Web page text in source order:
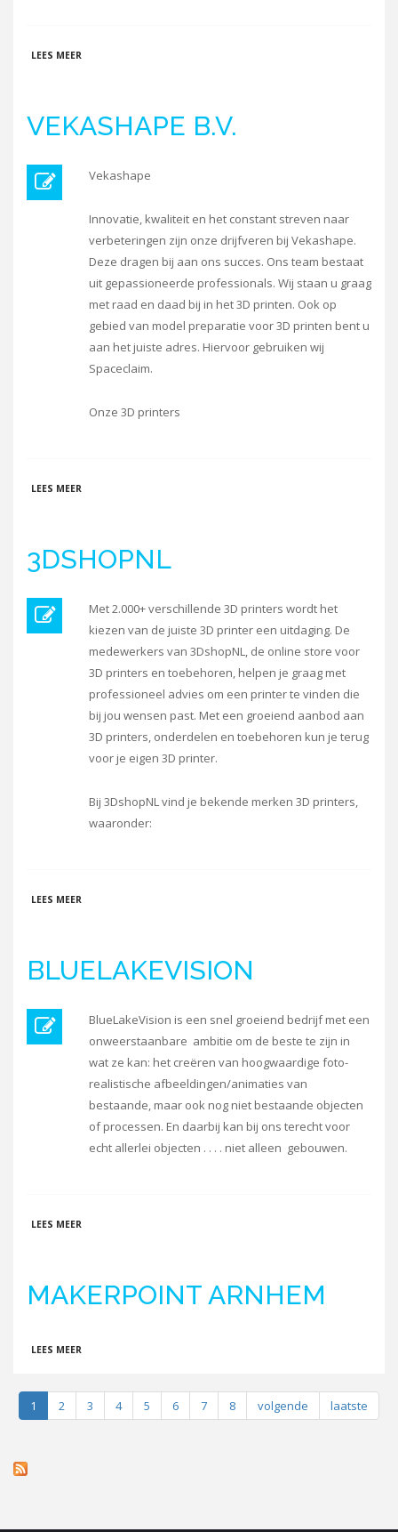
LEES MEER
VEKASHAPE B.V.
Vekashape
Innovatie, kwaliteit en het constant streven naar
verbeteringen zijn onze drijfveren bij Vekashape.
Deze dragen bij aan ons succes. Ons team bestaat
uit gepassioneerde professionals. Wij staan u graag
met raad en daad bij in het 3D printen. Ook op
gebied van model preparatie voor 3D printen bent u
aan het juiste adres. Hiervoor gebruiken wij
Spaceclaim.
Onze 3D printers
LEES MEER
3DSHOPNL
Met 2.000+ verschillende 3D printers wordt het
kiezen van de juiste 3D printer een uitdaging. De
medewerkers van 3DshopNL, de online store voor
3D printers en toebehoren, helpen je graag met
professioneel advies om een printer te vinden die
bij jou wensen past. Met een groeiend aanbod aan
3D printers, onderdelen en toebehoren kun je terug
voor je eigen 3D printer.
Bij 3DshopNL vind je bekende merken 3D printers,
waaronder:
LEES MEER
BLUELAKEVISION
BlueLakeVision is een snel groeiend bedrijf met een
onweerstaanbare ambitie om de beste te zijn in
wat ze kan: het creëren van hoogwaardige foto-
realistische afbeeldingen/animaties van
bestaande, maar ook nog niet bestaande objecten
of processen. En daarbij kan bij ons terecht voor
echt allerlei objecten . . . . niet alleen gebouwen.
LEES MEER
MAKERPOINT ARNHEM
LEES MEER
1 2 3 4 5 6 7 8 volgende laatste